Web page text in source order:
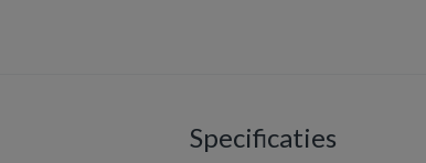
Specificaties